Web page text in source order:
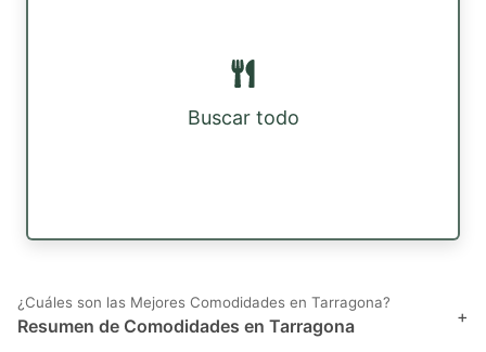
Buscar todo
¿Cuáles son las Mejores Comodidades en Tarragona?
Resumen de Comodidades en Tarragona +